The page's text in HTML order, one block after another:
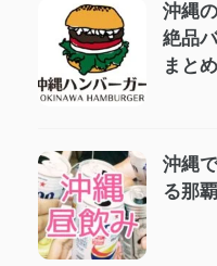
沖縄
絶品
まとめ
沖縄
る那